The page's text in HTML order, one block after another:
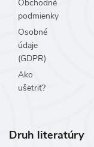
Obchodné
podmienky
Osobné
údaje
(GDPR)
Ako
ušetriť?
Druh literatúry